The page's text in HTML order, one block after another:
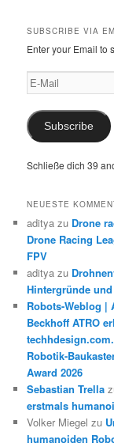
SUBSCRIBE VIA
Enter your Email to
E-
Mail
Subscribe
Schließe dich 39
NEUESTE
aditya zu Drone
Drone Racing
FPV
aditya zu
Hintergründe
Robots-Weblog |
Beckhoff ATRO
Robotik-
Award 2026
Sebastian Trella
erstmals
Volker Miegel zu
humanoiden